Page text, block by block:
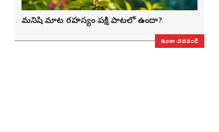
మనిషి మాట రహస్యం పక్షి పాటలో ఉందా?
ఇంకా చదవండి